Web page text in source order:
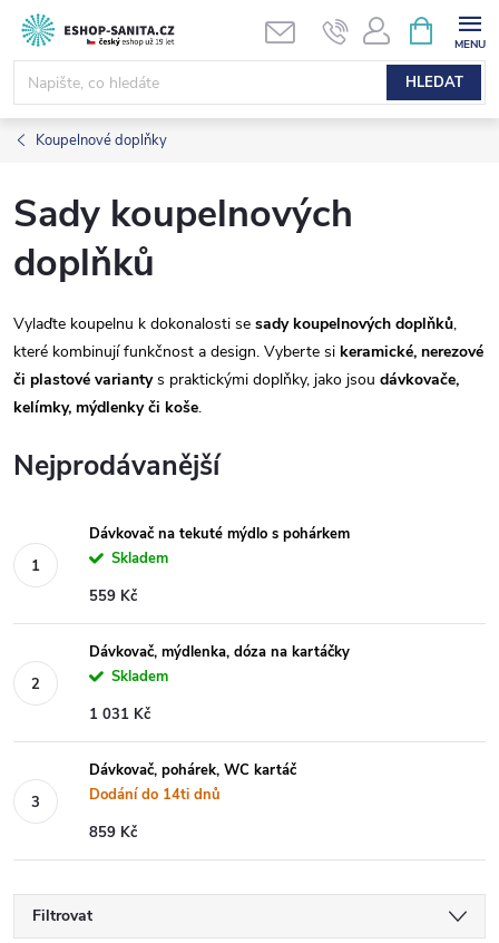
Přejít
obsah
HLEDAT
NÁKUPNÍ
KOŠÍK
Koupelnové doplňky
Sady koupelnových
doplňků
Vylaďte koupelnu k dokonalosti se sady koupelnových doplňků,
které kombinují funkčnost a design. Vyberte si keramické, nerezové
či plastové variantys praktickými doplňky, jako jsou dávkovače,
kelímky, mýdlenky či koše.
Nejprodávanější
Dávkovač na tekuté mýdlo s pohárkem
Skladem
559 Kč
Dávkovač, mýdlenka, dóza na kartáčky
Skladem
1 031 Kč
Dávkovač, pohárek, WC kartáč
Dodání do 14ti dnů
859 Kč
Filtrovat